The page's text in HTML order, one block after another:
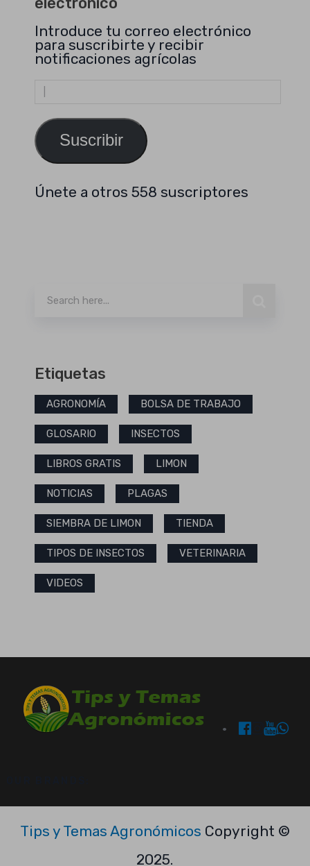
Introduce tu correo electrónico
para suscribirte y recibir
notificaciones agrícolas
Dirección
de
Suscribir
Únete a otros 558 suscriptores
Etiquetas
AGRONOMÍA BOLSA DE TRABAJO
GLOSARIO INSECTOS
LIBROS GRATIS LIMON
NOTICIAS PLAGAS
SIEMBRA DE LIMON TIENDA
TIPOS DE INSECTOS VETERINARIA
VIDEOS
Tips y Temas Agronómicos Copyright ©
2025.